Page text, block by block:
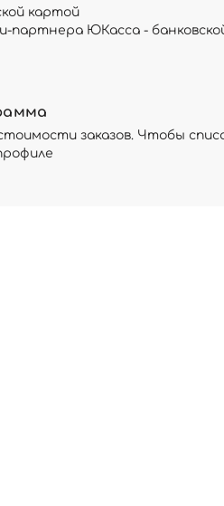
картой
партнера ЮКасса -
заказов. Чтобы